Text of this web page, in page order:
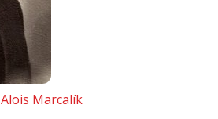
Alois Marcalík